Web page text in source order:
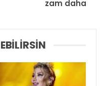
zam daha